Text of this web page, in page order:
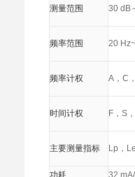
测量范围 30 dB
频率范围 20
频率计权 A，C
时间计权 F，S
主要测量指标 Lp，
功耗 32